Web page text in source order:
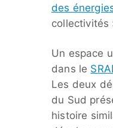
des
collectivités
Un espace
dans le
Les deux
du Sud
histoire